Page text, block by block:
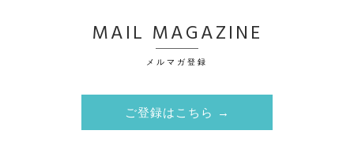
MAIL MAGAZINE
メルマガ登録
ご登録はこちら →